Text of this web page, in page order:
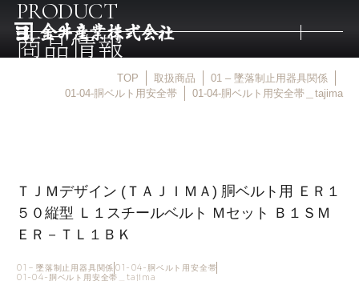
取扱メーカー
金井産業の強み
PRODUCT
商品情報
TOP 取扱商品
01 – 墜落制止用器具関係
01-04-胴ベルト用安全帯
01-04-胴ベルト用安全帯＿tajima
ＴＪＭデザイン (ＴＡＪＩＭＡ) 胴ベルト用 ＥＲ１
５０縦型 Ｌ１スチールベルト Ｍセット Ｂ１ＳＭ
ＥＲ－ＴＬ１ＢＫ
01 – 墜落制止用器具関係 01-04-胴ベルト用安全帯
01-04-胴ベルト用安全帯＿tajima